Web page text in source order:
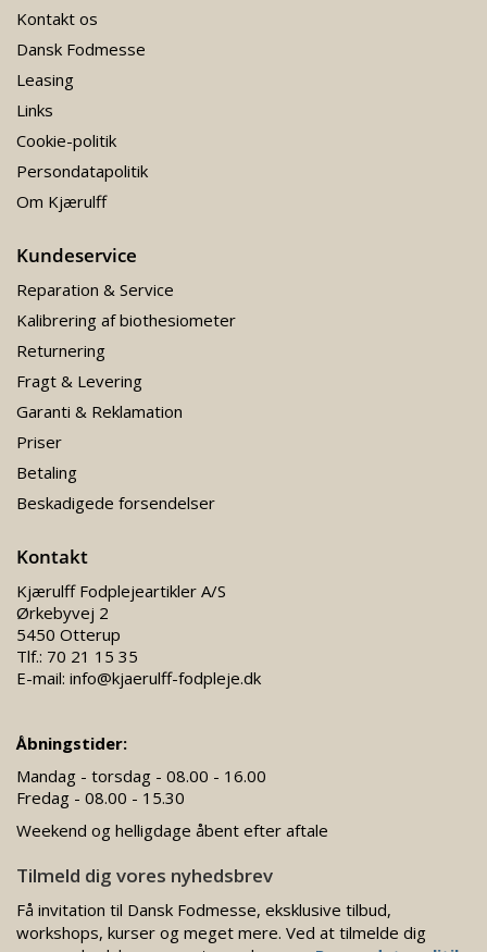
Kontakt os
Dansk Fodmesse
Leasing
Links
Cookie-politik
Persondatapolitik
Om Kjærulff
Kundeservice
Reparation & Service
Kalibrering af biothesiometer
Returnering
Fragt & Levering
Garanti & Reklamation
Priser
Betaling
Beskadigede forsendelser
Kontakt
Kjærulff Fodplejeartikler A/S
Ørkebyvej 2
5450 Otterup
Tlf.: 70 21 15 35
E-mail: info@kjaerulff-fodpleje.dk
Åbningstider:
Mandag - torsdag - 08.00 - 16.00
Fredag - 08.00 - 15.30
Weekend og helligdage åbent efter aftale
Tilmeld dig vores nyhedsbrev
Få invitation til Dansk Fodmesse, eksklusive tilbud,
workshops, kurser og meget mere. Ved at tilmelde dig